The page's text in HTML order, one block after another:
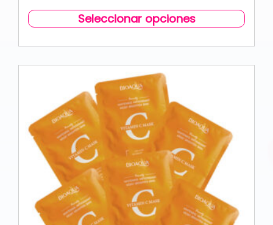
Seleccionar opciones